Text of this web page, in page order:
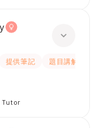
提供筆記 題目講解